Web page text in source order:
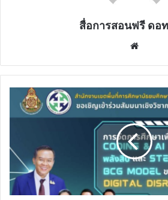
สื่อการสอนฟรี ดอ
ทะเบียน
เข้า
เชิง
วิชาการ
ออนไลน์
ใน